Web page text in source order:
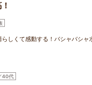
しくて感動する！バシャバシ
40代